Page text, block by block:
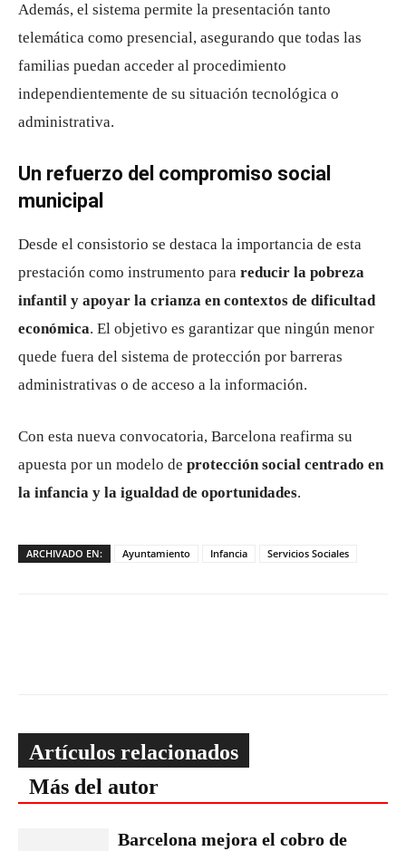
Además, el sistema permite la presentación tanto
telemática como presencial, asegurando que todas las
familias puedan acceder al procedimiento
independientemente de su situación tecnológica o
administrativa.
Un refuerzo del compromiso social
municipal
Desde el consistorio se destaca la importancia de esta
prestación como instrumento para reducir la pobreza
infantil y apoyar la crianza en contextos de dificultad
económica. El objetivo es garantizar que ningún menor
quede fuera del sistema de protección por barreras
administrativas o de acceso a la información.
Con esta nueva convocatoria, Barcelona reafirma su
apuesta por un modelo de protección social centrado en
la infancia y la igualdad de oportunidades.
ARCHIVADO EN: Ayuntamiento Infancia Servicios Sociales
Artículos relacionados
Más del autor
Barcelona mejora el cobro de